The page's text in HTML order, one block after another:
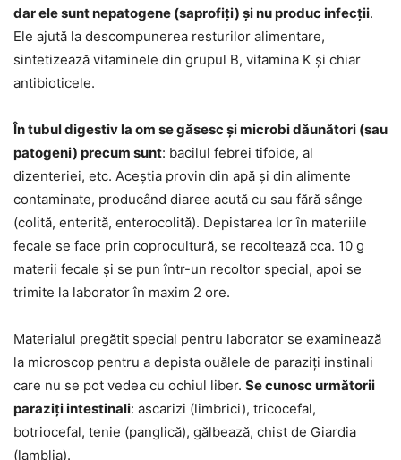
dar ele sunt nepatogene (saprofiți) și nu produc infecții.
Ele ajută la descompunerea resturilor alimentare,
sintetizează vitaminele din grupul B, vitamina K și chiar
antibioticele.
În tubul digestiv la om se găsesc și microbi dăunători (sau
patogeni) precum sunt: bacilul febrei tifoide, al
dizenteriei, etc. Aceștia provin din apă și din alimente
contaminate, producând diaree acută cu sau fără sânge
(colită, enterită, enterocolită). Depistarea lor în materiile
fecale se face prin coprocultură, se recoltează cca. 10 g
materii fecale și se pun într-un recoltor special, apoi se
trimite la laborator în maxim 2 ore.
Materialul pregătit special pentru laborator se examinează
la microscop pentru a depista ouălele de paraziți instinali
care nu se pot vedea cu ochiul liber. Se cunosc următorii
paraziți intestinali: ascarizi (limbrici), tricocefal,
botriocefal, tenie (panglică), gălbează, chist de Giardia
(lamblia).